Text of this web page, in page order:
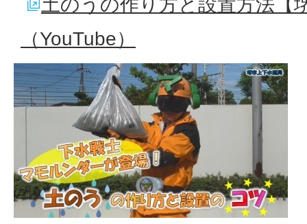
土のうの作り方と設置方法【
（YouTube）